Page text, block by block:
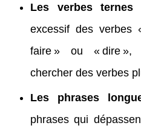
Les verbes ternes
excessif des verbes
faire » ou « dire »,
chercher des verbes
Les phrases
phrases qui